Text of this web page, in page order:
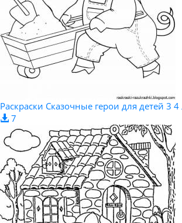
Раскраски Сказочные герои для детей 3 4
7